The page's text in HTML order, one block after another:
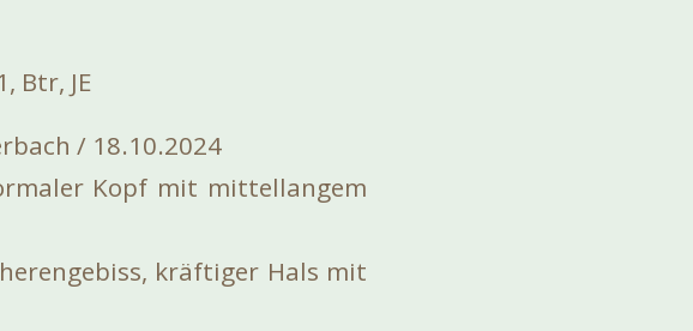
Btr, JE
/ 18.10.2024
Kopf mit mittellangem
kräftiger Hals mit